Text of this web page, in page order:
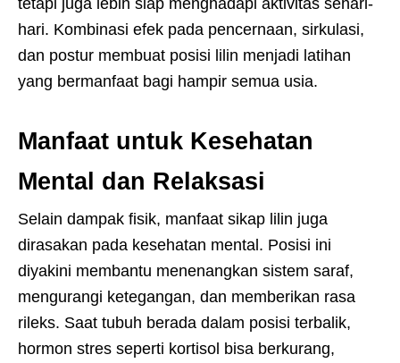
tetapi juga lebih siap menghadapi aktivitas sehari-
hari. Kombinasi efek pada pencernaan, sirkulasi,
dan postur membuat posisi lilin menjadi latihan
yang bermanfaat bagi hampir semua usia.
Manfaat untuk Kesehatan
Mental dan Relaksasi
Selain dampak fisik, manfaat sikap lilin juga
dirasakan pada kesehatan mental. Posisi ini
diyakini membantu menenangkan sistem saraf,
mengurangi ketegangan, dan memberikan rasa
rileks. Saat tubuh berada dalam posisi terbalik,
hormon stres seperti kortisol bisa berkurang,